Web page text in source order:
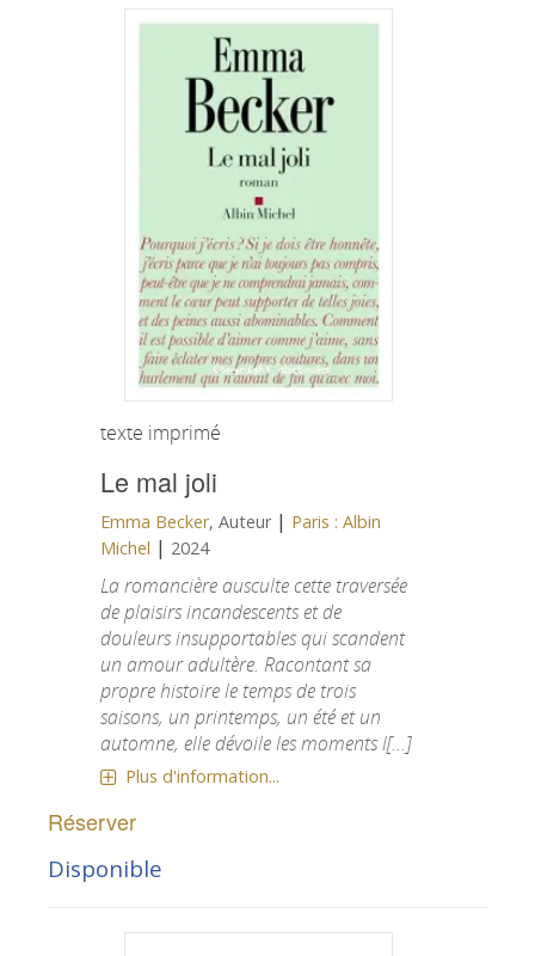
texte imprimé
Le mal joli
Emma Becker, Auteur | Paris : Albin
Michel | 2024
La romancière ausculte cette traversée
de plaisirs incandescents et de
douleurs insupportables qui scandent
un amour adultère. Racontant sa
propre histoire le temps de trois
saisons, un printemps, un été et un
automne, elle dévoile les moments l[...]
Plus d'information...
Réserver
Disponible